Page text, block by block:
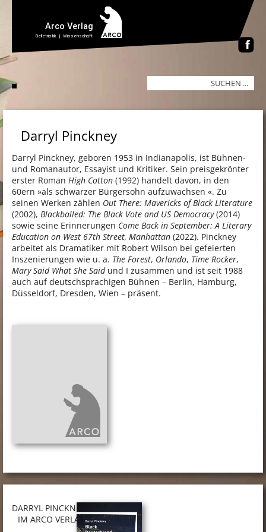
Darryl Pinckney
Darryl Pinckney, geboren 1953 in Indianapolis, ist Bühnen-
und Romanautor, Essayist und Kritiker. Sein preisgekrönter
erster Roman High Cotton (1992) handelt davon, in den
60ern »als schwarzer Bürgersohn aufzuwachsen «. Zu
seinen Werken zählen Out There: Mavericks of Black Literature
(2002), Blackballed: The Black Vote and US Democracy(2014)
sowie seine Erinnerungen Come Back in September: A Literary
Education on West 67th Street, Manhattan (2022). Pinckney
arbeitet als Dramatiker mit Robert Wilson bei gefeierten
Inszenierungen wie u. a. The Forest, Orlando, Time Rocker,
Mary Said What She Saidund I zusammen und ist seit 1988
auch auf deutschsprachigen Bühnen – Berlin, Hamburg,
Düsseldorf, Dresden, Wien – präsent.
DARRYL PINCKNEY
IM ARCO VERLAG